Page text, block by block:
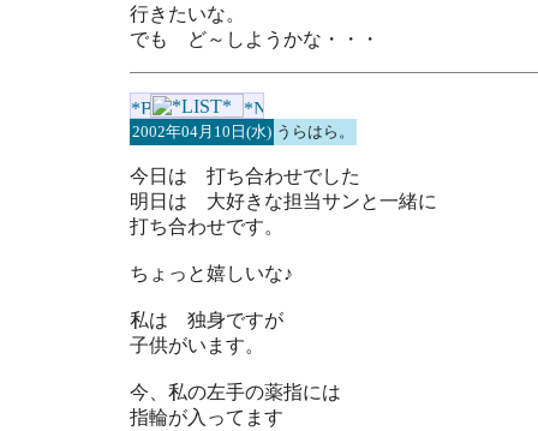
行きたいな。
でも ど～しようかな・・・
2002年04月10日(水) うらはら。
今日は 打ち合わせでした
明日は 大好きな担当サンと一緒に
打ち合わせです。
ちょっと嬉しいな♪
私は 独身ですが
子供がいます。
今、私の左手の薬指には
指輪が入ってます